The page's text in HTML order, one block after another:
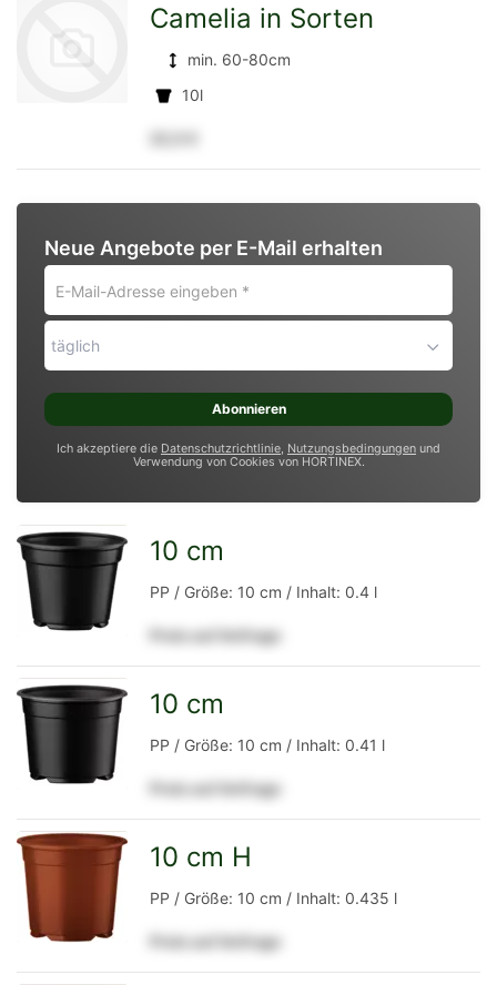
Detailseite
Camelia in Sorten
min. 60-80cm
10l
Neue Angebote per E-Mail erhalten
Mail-
Adresse
eingeben
*
täglich
Abonnieren
Ich akzeptiere die Datenschutzrichtlinie, Nutzungsbedingungen und
Verwendung von Cookies von HORTINEX.
Detailseite
10 cm
PP / Größe: 10 cm / Inhalt: 0.4 l
Preis auf Anfrage
Detailseite
10 cm
PP / Größe: 10 cm / Inhalt: 0.41 l
Preis auf Anfrage
10 cm H
PP / Größe: 10 cm / Inhalt: 0.435 l
Preis auf Anfrage